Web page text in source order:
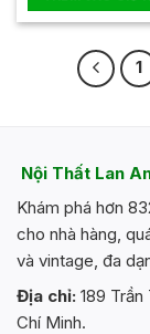
0
5
1
Nội Thất Lan
Khám phá hơn
cho nhà hàng,
và vintage, đa
Địa chỉ: 189
Chí Minh.